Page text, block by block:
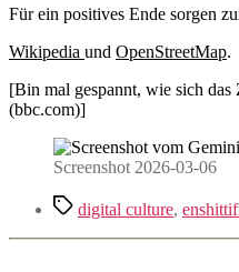
Für ein positives Ende sorgen
Wikipedia und OpenStreetMap.
[Bin mal gespannt, wie sich
(bbc.com)]
Screenshot 2026-03-06
Schlagwörter
digital culture,